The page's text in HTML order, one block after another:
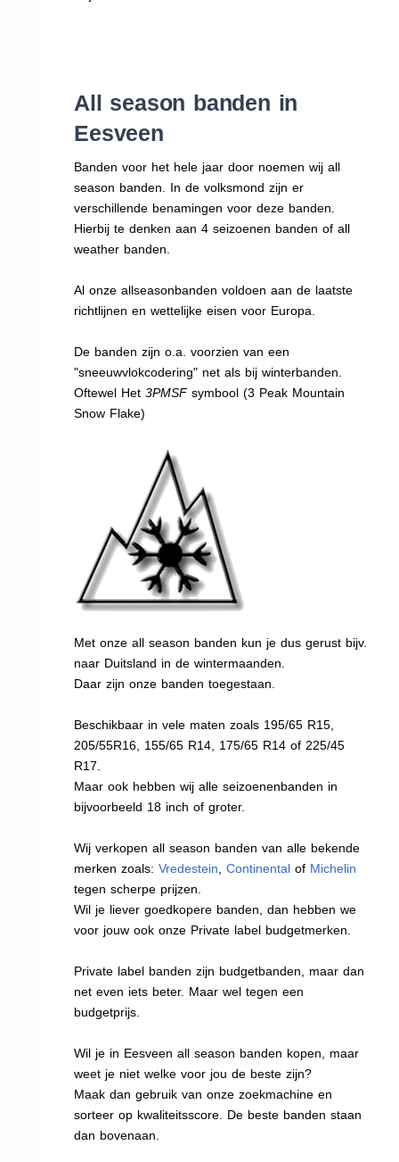
All season banden in
Eesveen
Banden voor het hele jaar door noemen wij all
season banden. In de volksmond zijn er
verschillende benamingen voor deze banden.
Hierbij te denken aan 4 seizoenen banden of all
weather banden.
Al onze allseasonbanden voldoen aan de laatste
richtlijnen en wettelijke eisen voor Europa.
De banden zijn o.a. voorzien van een
"sneeuwvlokcodering" net als bij winterbanden.
Oftewel Het3PMSFsymbool (3 Peak Mountain
Snow Flake)
Met onze all season banden kun je dus gerust bijv.
naar Duitsland in de wintermaanden.
Daar zijn onze banden toegestaan.
Beschikbaar in vele maten zoals 195/65 R15,
205/55R16, 155/65 R14, 175/65 R14 of 225/45
R17.
Maar ook hebben wij alle seizoenenbanden in
bijvoorbeeld 18 inch of groter.
Wij verkopen all season banden van alle bekende
merken zoals:Vredestein ,Continental of Michelin
tegen scherpe prijzen.
Wil je liever goedkopere banden, dan hebben we
voor jouw ook onze Private label budgetmerken.
Private label banden zijn budgetbanden, maar dan
net even iets beter. Maar wel tegen een
budgetprijs.
Wil je in Eesveen all season banden kopen, maar
weet je niet welke voor jou de beste zijn?
Maak dan gebruik van onze zoekmachine en
sorteer op kwaliteitsscore. De beste banden staan
dan bovenaan.